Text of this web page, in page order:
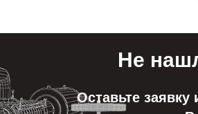
Не
Оставьте